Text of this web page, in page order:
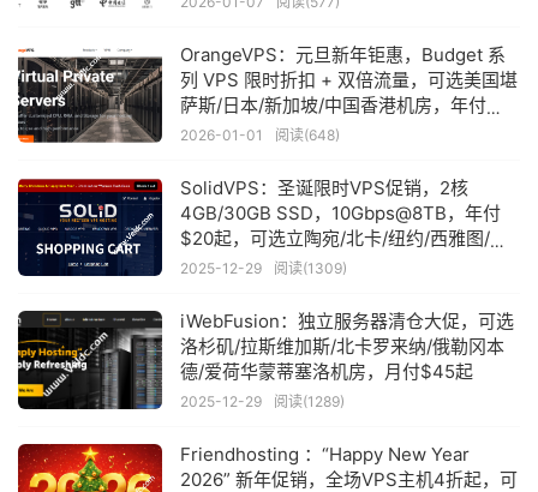
OrangeVPS：元旦新年钜惠，Budget 系
列 VPS 限时折扣 + 双倍流量，可选美国堪
萨斯/日本/新加坡/中国香港机房，年付
$23.2起
2026-01-01 阅读(648)
SolidVPS：圣诞限时VPS促销，2核
4GB/30GB SSD，10Gbps@8TB，年付
$20起，可选立陶宛/北卡/纽约/西雅图/英
国/加拿大等机房
2025-12-29 阅读(1309)
iWebFusion：独立服务器清仓大促，可选
洛杉矶/拉斯维加斯/北卡罗来纳/俄勒冈本
德/爱荷华蒙蒂塞洛机房，月付$45起
2025-12-29 阅读(1289)
Friendhosting ：“Happy New Year
2026” 新年促销，全场VPS主机4折起，可